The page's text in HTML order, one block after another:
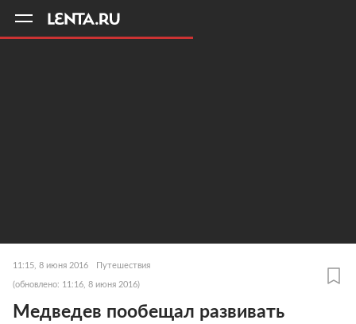
11:15, 8 июня 2016 Путешествия
(обновлено: 11:16, 8 июня 2016)
Медведев пообещал развивать